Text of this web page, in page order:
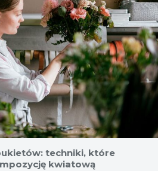
techniki, które
kwiatową